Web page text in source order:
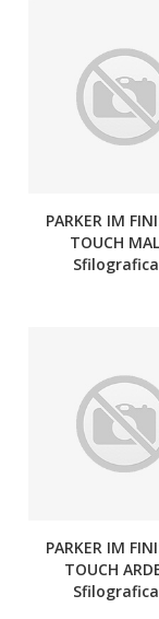
PARKER IM
TOUCH
PARKER IM
TOUCH